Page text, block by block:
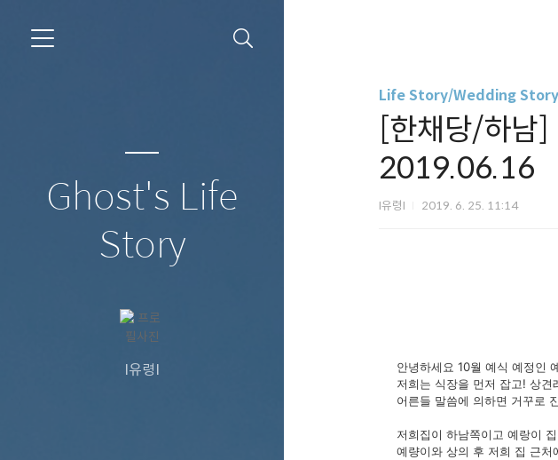
Ghost's Life
Story
I유령I
Life Story/Wedding Story
[한채당/하남
2019.06.16
I유령I 2019. 6. 25. 11:14
안녕하세요 10월 예식 예정인
저희는 식장을 먼저 잡고! 상견
어른들 말씀에 의하면 거꾸로
저희집이 하남쪽이고 예랑이
예량이와 상의 후 저희 집 근처